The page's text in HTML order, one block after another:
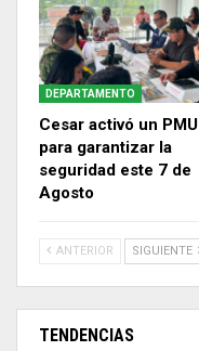
DEPARTAMENTO
Cesar activó un PMU
para garantizar la
seguridad este 7 de
Agosto
ANTERIOR SIGUIENTE
TENDENCIAS